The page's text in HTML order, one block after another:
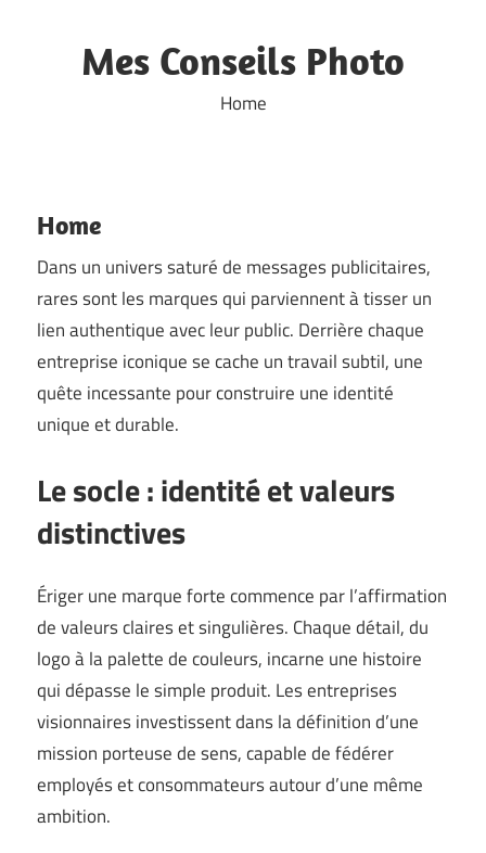
contentMes Conseils Photo
Home
Home
Dans un univers saturé de messages publicitaires,
rares sont les marques qui parviennent à tisser un
lien authentique avec leur public. Derrière chaque
entreprise iconique se cache un travail subtil, une
quête incessante pour construire une identité
unique et durable.
Le socle : identité et valeurs
distinctives
Ériger une marque forte commence par l’affirmation
de valeurs claires et singulières. Chaque détail, du
logo à la palette de couleurs, incarne une histoire
qui dépasse le simple produit. Les entreprises
visionnaires investissent dans la définition d’une
mission porteuse de sens, capable de fédérer
employés et consommateurs autour d’une même
ambition.